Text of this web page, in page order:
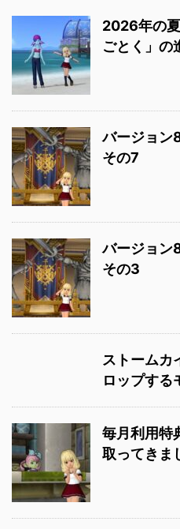
2026年の
ごとく」の
バージョン
その7
バージョン
その3
ストームカ
ロップする
毎月利用特
取ってきま